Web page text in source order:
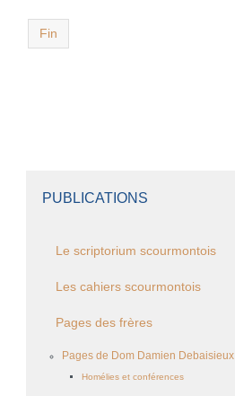
Fin
PUBLICATIONS
Le scriptorium scourmontois
Les cahiers scourmontois
Pages des frères
Pages de Dom Damien Debaisieux
Homélies et conférences